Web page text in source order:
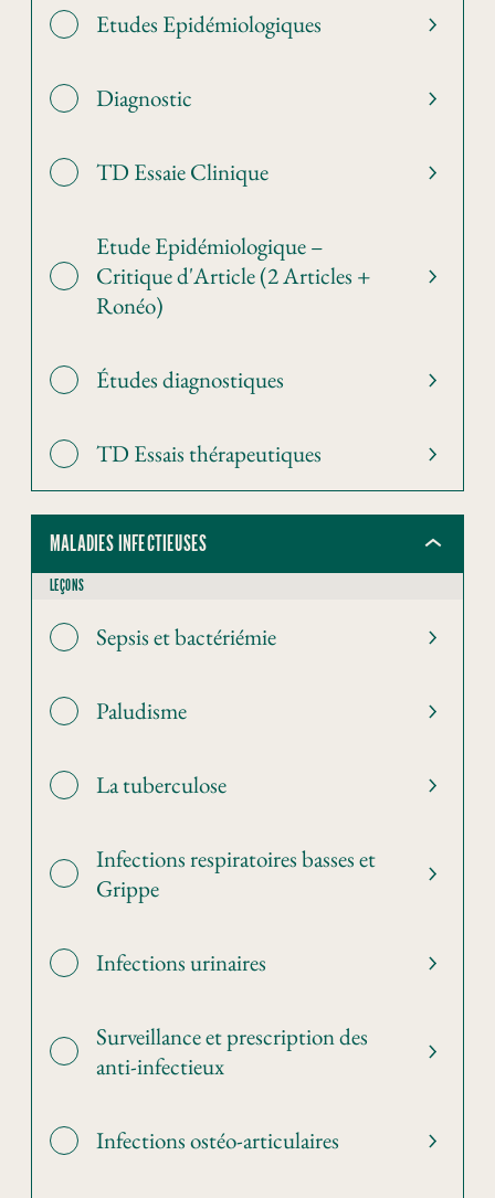
Etudes Epidémiologiques
Diagnostic
TD Essaie Clinique
Etude Epidémiologique –
Critique d'Article (2 Articles +
Ronéo)
Études diagnostiques
TD Essais thérapeutiques
MALADIES INFECTIEUSES
LEÇONS
Sepsis et bactériémie
Paludisme
La tuberculose
Infections respiratoires basses et
Grippe
Infections urinaires
Surveillance et prescription des
anti-infectieux
Infections ostéo-articulaires